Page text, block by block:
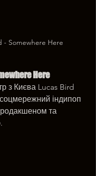
- Somewhere Here
Here
з Києва Lucas Bird
індипоп
та